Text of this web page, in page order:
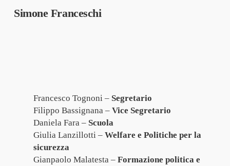
Simone Franceschi
Francesco Tognoni – Segretario
Filippo Bassignana –Vice Segretario
Daniela Fara – Scuola
Giulia Lanzillotti –Welfare e Politiche per la
sicurezza
Gianpaolo Malatesta –Formazione politica e